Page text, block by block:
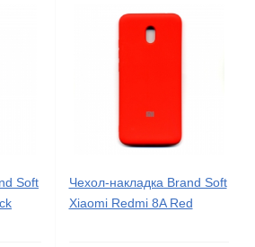
Soft
Чехол-накладка Brand Soft
Xiaomi Redmi 8A Red